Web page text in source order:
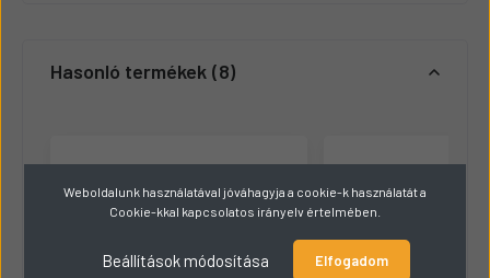
Hasonló termékek 8
Weboldalunk használatával jóváhagyja a cookie-k használatát a
Cookie-kkal kapcsolatos irányelv értelmében.
Beállítások módosítása Elfogadom